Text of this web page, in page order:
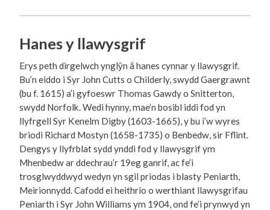
Hanes y llawysgrif
Erys peth dirgelwch ynglŷn â hanes cynnar y llawysgrif.
Bu’n eiddo i Syr John Cutts o Childerly, swydd Gaergrawnt
(bu f. 1615) a’i gyfoeswr Thomas Gawdy o Snitterton,
swydd Norfolk. Wedi hynny, mae’n bosibl iddi fod yn
llyfrgell Syr Kenelm Digby (1603-1665), y bu i’w wyres
briodi Richard Mostyn (1658-1735) o Benbedw, sir Fflint.
Dengys y llyfrblat sydd ynddi fod y llawysgrif ym
Mhenbedw ar ddechrau’r 19eg ganrif, ac fe’i
trosglwyddwyd wedyn yn sgil priodas i blasty Peniarth,
Meirionnydd. Cafodd ei heithrio o werthiant llawysgrifau
Peniarth i Syr John Williams ym 1904, ond fe’i prynwyd yn